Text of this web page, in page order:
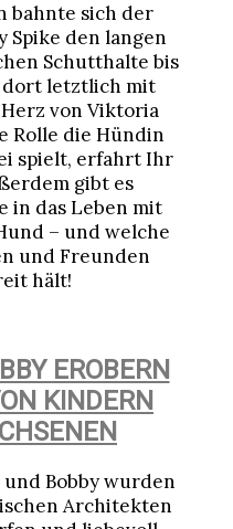
bahnte sich der
Spike den langen
Schutthalte bis
dort letztlich mit
von Viktoria
Rolle die Hündin
spielt, erfahrt Ihr
gibt es
in das Leben mit
– und welche
und Freunden
hält!
EROBERN
KINDERN
Bobby wurden
Architekten